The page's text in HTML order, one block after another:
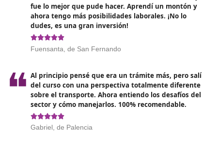
Además,el impacto en las gestiones
titular del título es significativo.
incumplimientos en el contrato o irregularidades en la
organización de horas laborales, puede derivar en
del permiso, pudiendo resultar en la suspensión de tu
acreditación como transportista por un período de
meses. Durante este tiempo, te verías impedido tanto
operar como transportista como de alquilar
título.